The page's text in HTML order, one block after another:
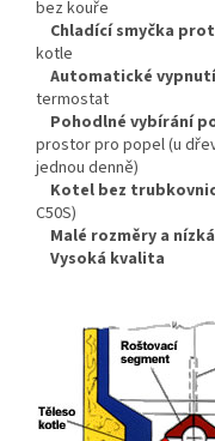
bez kouře
Chladící smyčka
kotle
Automatické
termostat
Pohodlné vybírání
prostor pro popel (u
jednou denně)
Kotel bez
C50S)
Malé rozměry a
Vysoká kvalita